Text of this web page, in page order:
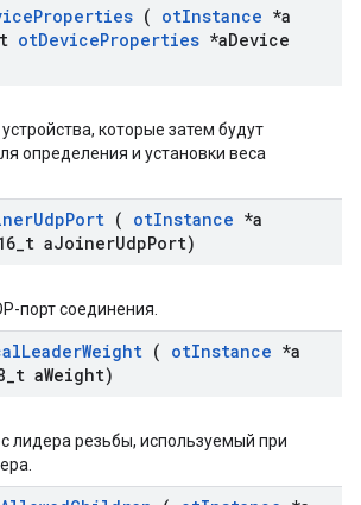
Properties ( otInstance *a
otDeviceProperties *aDevice
которые затем будут
определения и установки веса
UdpPort ( otInstance *a
t aJoinerUdpPort)
порт соединения.
LeaderWeight ( otInstance *a
t aWeight)
лидера резьбы, используемый при